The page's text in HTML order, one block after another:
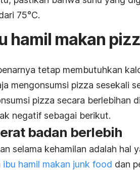
75°C.
hamil makan
tetap membutuhkan
mengonsumsi pizza sesekali
pizza secara berlebihan
negatif sebagai berikut.
badan berlebih
selama kehamilan adalah hal
ibu hamil makan junk food dan